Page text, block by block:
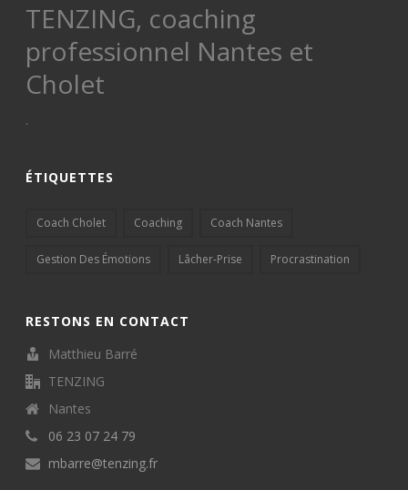
TENZING, coaching
professionnel Nantes et
Cholet
.
ÉTIQUETTES
Coach Cholet Coaching Coach Nantes
Gestion Des Émotions Lâcher-Prise Procrastination
RESTONS EN CONTACT
Matthieu Barré
TENZING
Nantes
06 23 07 24 79
mbarre@tenzing.fr